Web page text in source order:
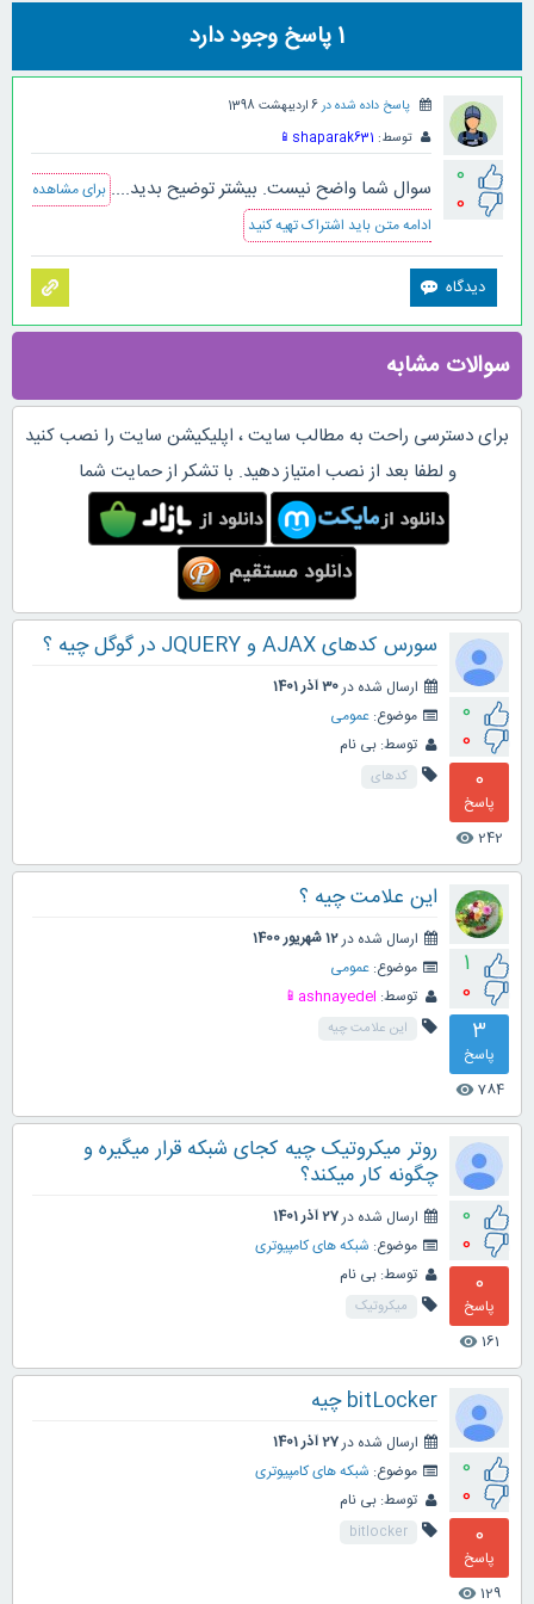
1پاسخ وجود دارد
0
0
پاسخ داده شده در6 اردیبهشت 1398
توسط: shaparak631
📱
سوال شما واضح نیست. بیشتر توضیح بدید.... برای مشاهده
ادامه متن باید اشتراک تهیه کنید
سوالات مشابه
برای دسترسی راحت به مطالب سایت ، اپلیکیشن سایت را نصب کنید
و لطفا بعد از نصب امتیاز دهید. با تشکر از حمایت شما
0
0
0
پاسخ
242
visibility
سورس کدهای AJAX و JQUERY در گوگل چیه ؟
ارسال شده در30 آذر 1401
موضوع: عمومی
توسط: بی نام
کدهای
1
0
3
پاسخ
784
visibility
این علامت چیه ؟
ارسال شده در12 شهریور 1400
موضوع: عمومی
توسط: ashnayedel📱
این علامت چیه
0
0
0
پاسخ
161
visibility
روتر میکروتیک چیه کجای شبکه قرار میگیره و
چگونه کار میکند؟
ارسال شده در27 آذر 1401
موضوع: شبکه های کامپیوتری
توسط: بی نام
میکروتیک
0
0
0
پاسخ
129
visibility
bitLocker چیه
ارسال شده در27 آذر 1401
موضوع: شبکه های کامپیوتری
توسط: بی نام
bitlocker